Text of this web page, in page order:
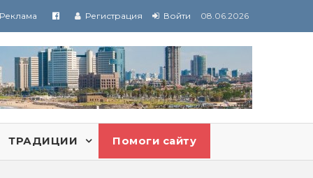
Реклама Регистрация Войти 08.06.2026
ТРАДИЦИИ Помоги сайту